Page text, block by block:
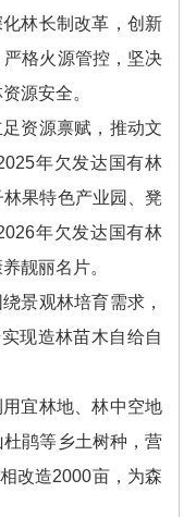
林长制改革，创新
格火源管控，坚决
源安全。
资源禀赋，推动文
年欠发达国有林
果特色产业园、凳
年欠发达国有林
靓丽名片。
景观林培育需求，
现造林苗木自给自
宜林地、林中空地
鹃等乡土树种，营
改造2000亩，为森